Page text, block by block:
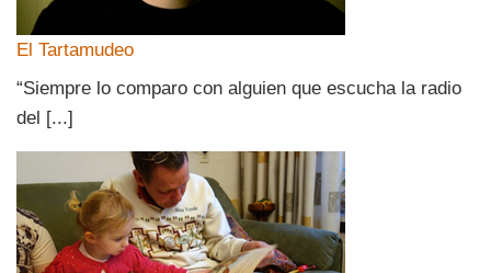
El Tartamudeo
“Siempre lo comparo con alguien que escucha la radio
del [...]